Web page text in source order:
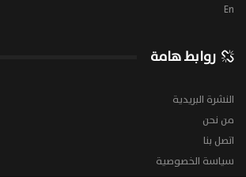
En
روابط هامة
النشرة البريدية
من نحن
اتصل بنا
سياسة الخصوصية